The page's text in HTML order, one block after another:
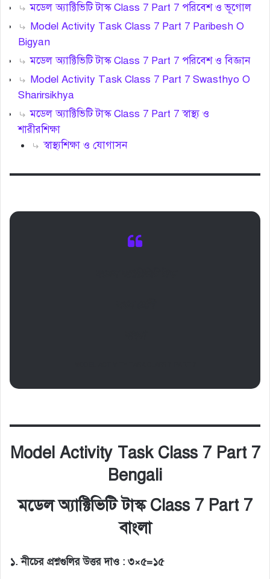
মডেল অ্যাক্টিভিটি টাস্ক Class 7 Part 7 পরিবেশ ও ভূগোল
Model Activity Task Class 7 Part 7 Paribesh O
Bigyan
মডেল অ্যাক্টিভিটি টাস্ক Class 7 Part 7 পরিবেশ ও বিজ্ঞান
Model Activity Task Class 7 Part 7 Swasthyo O
Sharirsikhya
মডেল অ্যাক্টিভিটি টাস্ক Class 7 Part 7 স্বাস্থ্য ও
শারীরশিক্ষা
স্বাস্থ্যশিক্ষা ও যোগাসন
Model Activity Task Class 7 Part 7
Bengali
মডেল অ্যাক্টিভিটি টাস্ক Class 7 Part 7
বাংলা
১. নীচের প্রশ্নগুলির উত্তর দাও : ৩×৫=১৫